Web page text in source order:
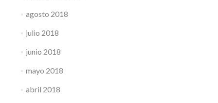
agosto 2018
julio 2018
junio 2018
mayo 2018
abril 2018